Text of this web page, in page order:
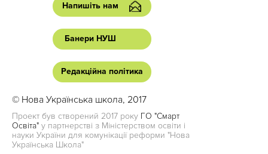
Напишіть нам
Банери НУШ
Редакційна політика
© Нова Українська школа, 2017
Проект був створений 2017 року ГО "Смарт
Освіта" у партнерстві з Міністерством освіти і
науки України для комунікації реформи "Нова
Українська Школа"